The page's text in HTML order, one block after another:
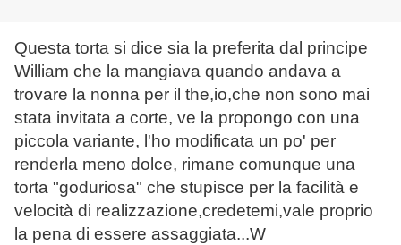
Questa torta si dice sia la preferita dal principe
William che la mangiava quando andava a
trovare la nonna per il the,io,che non sono mai
stata invitata a corte, ve la propongo con una
piccola variante, l'ho modificata un po' per
renderla meno dolce, rimane comunque una
torta "goduriosa" che stupisce per la facilità e
velocità di realizzazione,credetemi,vale proprio
la pena di essere assaggiata...W